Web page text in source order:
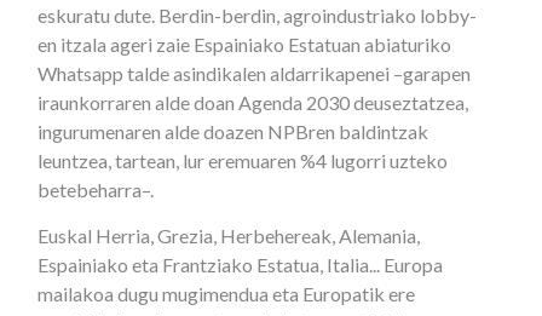
eskuratu dute. Berdin-berdin, agroindustriako lobby-
en itzala ageri zaie Espainiako Estatuan abiaturiko
Whatsapp talde asindikalen aldarrikapenei –garapen
iraunkorraren alde doan Agenda 2030 deuseztatzea,
ingurumenaren alde doazen NPBren baldintzak
leuntzea, tartean, lur eremuaren %4 lugorri uzteko
betebeharra–.
Euskal Herria, Grezia, Herbehereak, Alemania,
Espainiako eta Frantziako Estatua, Italia... Europa
mailakoa dugu mugimendua eta Europatik ere